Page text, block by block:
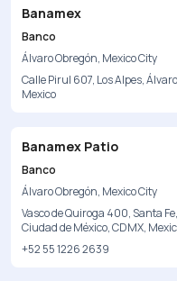
Banamex
Banco
Álvaro Obregón, Mexico City
Calle Pirul 607, Los Alpes,
Mexico
Banamex Patio
Banco
Álvaro Obregón, Mexico City
Vasco de Quiroga 400, Santa
Ciudad de México, CDMX,
+52 55 1226 2639